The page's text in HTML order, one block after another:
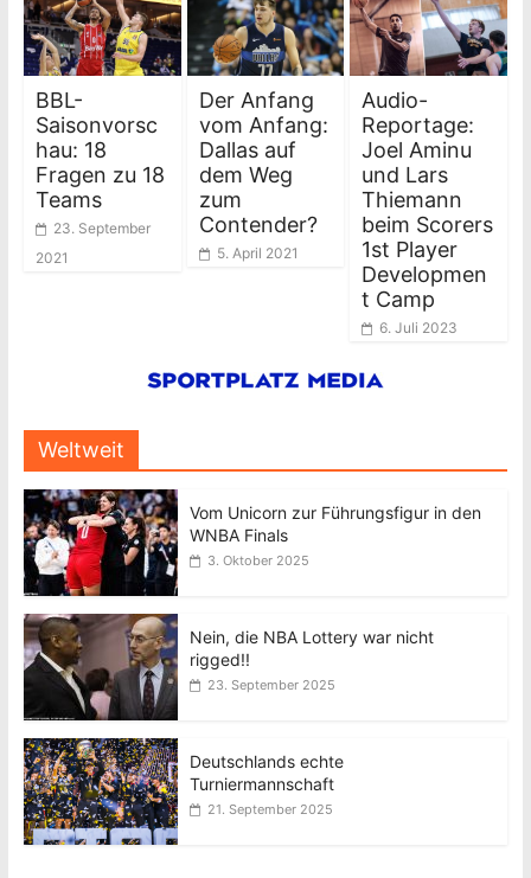
BBL-
Saisonvorsc
hau: 18
Fragen zu 18
Teams
23. September
2021
Der Anfang
vom Anfang:
Dallas auf
dem Weg
zum
Contender?
5. April 2021
Audio-
Reportage:
Joel Aminu
und Lars
Thiemann
beim Scorers
1st Player
Developmen
t Camp
6. Juli 2023
Weltweit
Vom Unicorn zur Führungsfigur in den
WNBA Finals
3. Oktober 2025
Nein, die NBA Lottery war nicht
rigged!!
23. September 2025
Deutschlands echte
Turniermannschaft
21. September 2025